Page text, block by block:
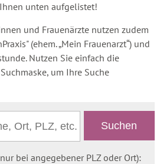
unten aufgelistet!
und Frauenärzte nutzen zudem
(ehem. „Mein Frauenarzt“) und
Nutzen Sie einfach die
um Ihre Suche
bei angegebener PLZ oder Ort):